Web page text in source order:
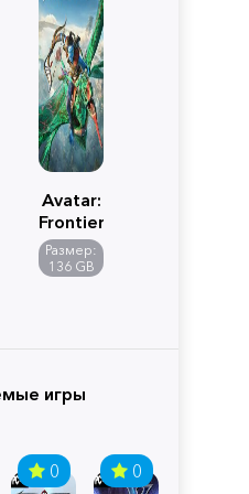
Avatar:
Frontiers
of
Pandora
Размер:
136 GB
игры
0 0